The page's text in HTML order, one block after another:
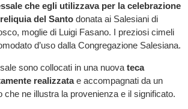
che egli utilizzava per la celebrazione
reliquia del Santodonata ai Salesiani di
moglie di Luigi Fasano. I preziosi cimeli
d’uso dalla Congregazione Salesiana.
sono collocati in una nuova teca
realizzatae accompagnati da un
che ne illustra la provenienza e il significato.